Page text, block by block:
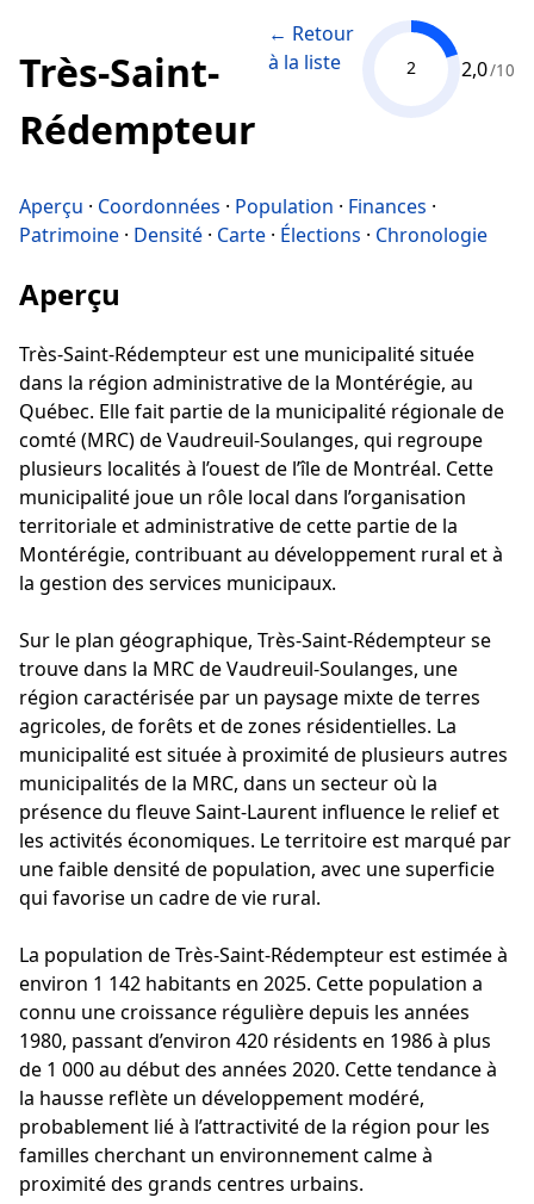
Très-Saint-
Rédempteur
← Retour
à la liste
2 2,0/10
Aperçu · Coordonnées · Population · Finances ·
Patrimoine · Densité · Carte · Élections · Chronologie
Aperçu
Très-Saint-Rédempteur est une municipalité située
dans la région administrative de la Montérégie, au
Québec. Elle fait partie de la municipalité régionale de
comté (MRC) de Vaudreuil-Soulanges, qui regroupe
plusieurs localités à l’ouest de l’île de Montréal. Cette
municipalité joue un rôle local dans l’organisation
territoriale et administrative de cette partie de la
Montérégie, contribuant au développement rural et à
la gestion des services municipaux.
Sur le plan géographique, Très-Saint-Rédempteur se
trouve dans la MRC de Vaudreuil-Soulanges, une
région caractérisée par un paysage mixte de terres
agricoles, de forêts et de zones résidentielles. La
municipalité est située à proximité de plusieurs autres
municipalités de la MRC, dans un secteur où la
présence du fleuve Saint-Laurent influence le relief et
les activités économiques. Le territoire est marqué par
une faible densité de population, avec une superficie
qui favorise un cadre de vie rural.
La population de Très-Saint-Rédempteur est estimée à
environ 1 142 habitants en 2025. Cette population a
connu une croissance régulière depuis les années
1980, passant d’environ 420 résidents en 1986 à plus
de 1 000 au début des années 2020. Cette tendance à
la hausse reflète un développement modéré,
probablement lié à l’attractivité de la région pour les
familles cherchant un environnement calme à
proximité des grands centres urbains.